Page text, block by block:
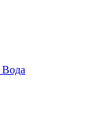
Вода